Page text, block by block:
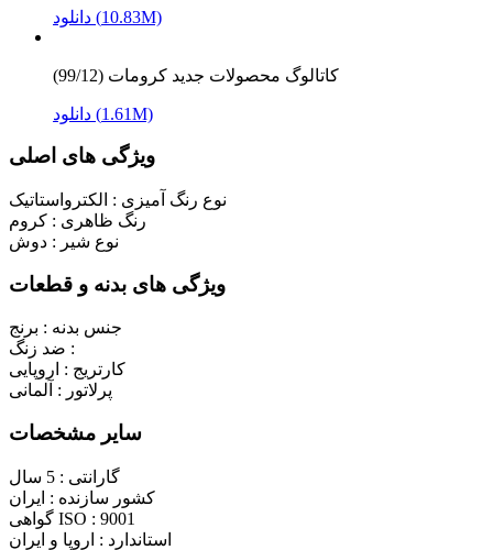
دانلود (10.83M)
کاتالوگ محصولات جدید کرومات (99/12)
دانلود (1.61M)
ویژگی های اصلی
نوع رنگ آمیزی : الکترواستاتیک
رنگ ظاهری : کروم
نوع شیر : دوش
ویژگی های بدنه و قطعات
جنس بدنه : برنج
ضد زنگ :
کارتریج : اروپایی
پرلاتور : آلمانی
سایر مشخصات
گارانتی : 5 سال
کشور سازنده : ایران
گواهی ISO : 9001
استاندارد : اروپا و ایران